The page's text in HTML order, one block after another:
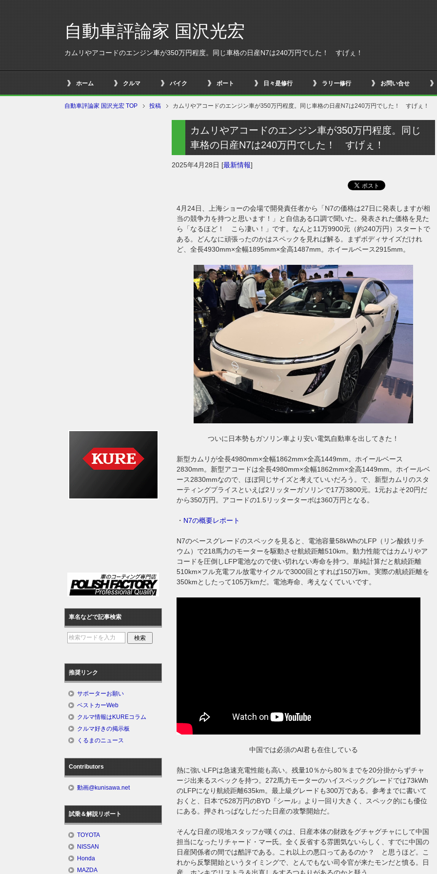
自動車評論家 国沢光宏
カムリやアコードのエンジン車が350万円程度。同じ車格の日産N7は240万円でした！ すげぇ！
ホーム クルマ バイク ボート 日々是修行 ラリー修行 お問い合せ
自動車評論家 国沢光宏 TOP 投稿 カムリやアコードのエンジン車が350万円程度。同じ車格の日産N7は240万円でした！ すげぇ！
カムリやアコードのエンジン車が350万円程度。同じ
車格の日産N7は240万円でした！ すげぇ！
2025年4月28日 [最新情報]
4月24日、上海ショーの会場で開発責任者から「N7の価格は27日に発表しますが相
当の競争力を持つと思います！」と自信ある口調で聞いた。発表された価格を見た
ら「なるほど！ こら凄い！」です。なんと11万9900元（約240万円）スタートで
ある。どんなに頑張ったのかはスペックを見れば解る。まずボディサイズだけれ
ど、全長4930mm×全幅1895mm×全高1487mm。ホイールベース2915mm。
ついに日本勢もガソリン車より安い電気自動車を出してきた！
新型カムリが全長4980mm×全幅1862mm×全高1449mm。ホイールベース
2830mm。新型アコードは全長4980mm×全幅1862mm×全高1449mm。ホイールベ
ース2830mmなので、ほぼ同じサイズと考えていいだろう。で、新型カムリのスタ
ーティングプライスといえば2リッターガソリンで17万3800元。1元およそ20円だ
から350万円。アコードの1.5リッターターボは360万円となる。
・ N7の概要レポート
N7のベースグレードのスペックを見ると、電池容量58kWhのLFP（リン酸鉄リチ
ウム）で218馬力のモーターを駆動させ航続距離510km。動力性能ではカムリやア
コードを圧倒しLFP電池なので使い切れない寿命を持つ。単純計算だと航続距離
510km×フル充電フル放電サイクルで3000回とすれば150万km。実際の航続距離を
350kmとしたって105万kmだ。電池寿命、考えなくていいです。
中国では必須のAI君も在住している
熱に強いLFPは急速充電性能も高い。残量10％から80％までを20分掛からずチャ
ージ出来るスペックを持つ。272馬力モーターのハイスペックグレードでは73kWh
のLFPになり航続距離635km。最上級グレードも300万である。参考までに書いて
おくと、日本で528万円のBYD『シール』より一回り大きく、スペック的にも優位
にある。押されっぱなしだった日産の攻撃開始だ。
そんな日産の現地スタッフが嘆くのは、日産本体の財政をグチャグチャにして中国
担当になったリチャード・マー氏。全く反省する雰囲気ないらしく、すでに中国の
日産関係者の間では酷評である。これ以上の悪口ってあるのか？ と思うほど。こ
れから反撃開始というタイミングで、とんでもない司令官が来たモンだと憤る。日
車名などで記事検索
推奨リンク
サポーターお願い
ベストカーWeb
クルマ情報はKUREコラム
クルマ好きの掲示板
くるまのニュース
Contributors
動画@kunisawa.net
試乗＆解説リポート
TOYOTA
NISSAN
Honda
MAZDA